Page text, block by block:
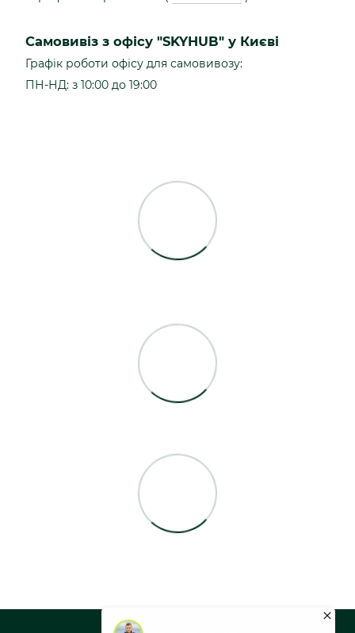
Самовивіз з офісу "SKYHUB" у Києві
Графік роботи офісу для самовивозу:
ПН-НД: з 10:00 до 19:00